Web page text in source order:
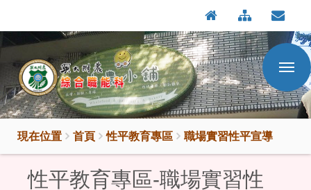
到
要
內
容
區
現在位置 首頁 性平教育專區 職場實習性平宣導
性平教育專區-職場實習性